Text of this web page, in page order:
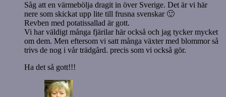
Såg att en värmebölja dragit in över Sverige. Det är vi här
nere som skickat upp lite till frusna svenskar 🙂
Revben med potatissallad är gott.
Vi har väldigt många fjärilar här också och jag tycker mycket
om dem. Men eftersom vi satt många växter med blommor så
trivs de nog i vår trädgård. precis som vi också gör.
Ha det så gott!!!